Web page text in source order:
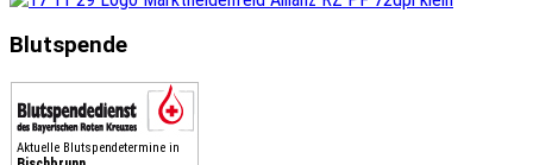
Blutspende
Aktuelle Blutspendetermine in